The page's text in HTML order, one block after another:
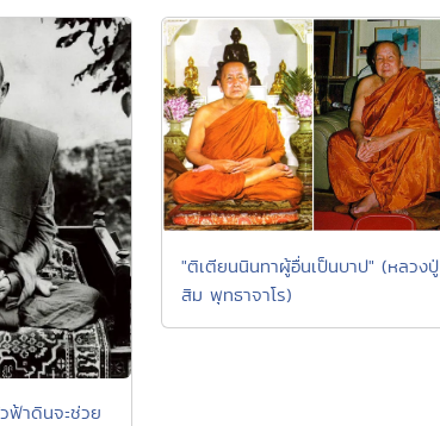
ฟ้าดินจะช่วย
"ติเตียนนินทาผู้อื่นเป็นบาป" (หลวงปู่
สิม พุทธาจาโร)